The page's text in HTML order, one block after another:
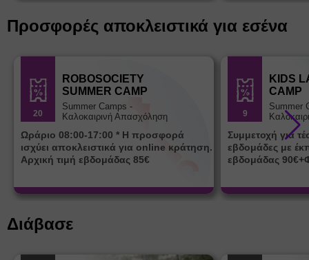
Προσφορές αποκλειστικά για εσένα
20
ROBOSOCIETY
SUMMER CAMP
Summer Camps -
Καλοκαιρινή Απασχόληση
Ωράριο 08:00-17:00 * Η προσφορά
ισχύει αποκλειστικά για online κράτηση.
Αρχική τιμή εβδομάδας 85€
9
KIDS
CAMP
Summer
Συμμετοχή για
εβδομάδες με
εβδομάδας
Διάβασε